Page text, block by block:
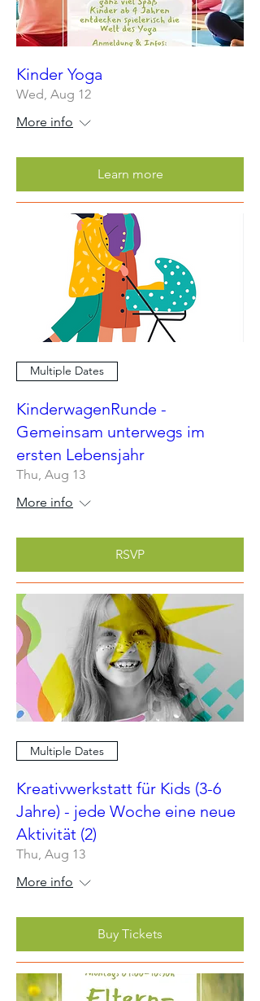
Kinder Yoga
Wed, Aug 12
More info
Learn more
Multiple Dates
KinderwagenRunde -
Gemeinsam unterwegs im
ersten Lebensjahr
Thu, Aug 13
More info
RSVP
Multiple Dates
Kreativwerkstatt für Kids (3-6
Jahre) - jede Woche eine neue
Aktivität (2)
Thu, Aug 13
More info
Buy Tickets